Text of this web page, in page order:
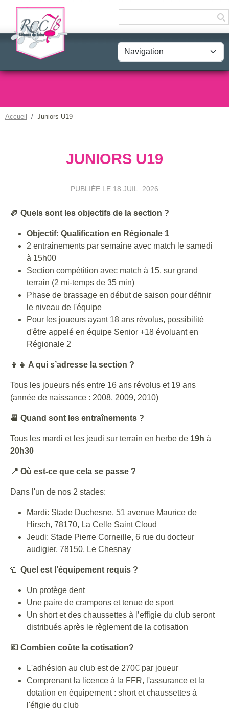
Accueil Juniors U19
JUNIORS U19
PUBLIÉE LE 18 JUIL. 2026
🏉 Quels sont les objectifs de la section ?
Objectif: Qualification en Régionale 1
2 entrainements par semaine avec match le samedi
à 15h00
Section compétition avec match à 15, sur grand
terrain (2 mi-temps de 35 min)
Phase de brassage en début de saison pour définir
le niveau de l'équipe
Pour les joueurs ayant 18 ans révolus, possibilité
d'être appelé en équipe Senior +18 évoluant en
Régionale 2
👦👧 A qui s’adresse la section ?
Tous les joueurs nés entre 16 ans révolus et 19 ans
(année de naissance : 2008, 2009, 2010)
📆 Quand sont les entraînements ?
Tous les mardi et les jeudi sur terrain en herbe de 19h à
20h30
📍 Où est-ce que cela se passe ?
Dans l'un de nos 2 stades:
Mardi: Stade Duchesne, 51 avenue Maurice de
Hirsch, 78170, La Celle Saint Cloud
Jeudi: Stade Pierre Corneille, 6 rue du docteur
audigier, 78150, Le Chesnay
👕 Quel est l’équipement requis ?
Un protège dent
Une paire de crampons et tenue de sport
Un short et des chaussettes à l’effigie du club seront
distribués après le règlement de la cotisation
💶 Combien coûte la cotisation?
L'adhésion au club est de 270€ par joueur
Comprenant la licence à la FFR, l'assurance et la
dotation en équipement : short et chaussettes à
l'éfigie du club
Panneau de gestion des cookies